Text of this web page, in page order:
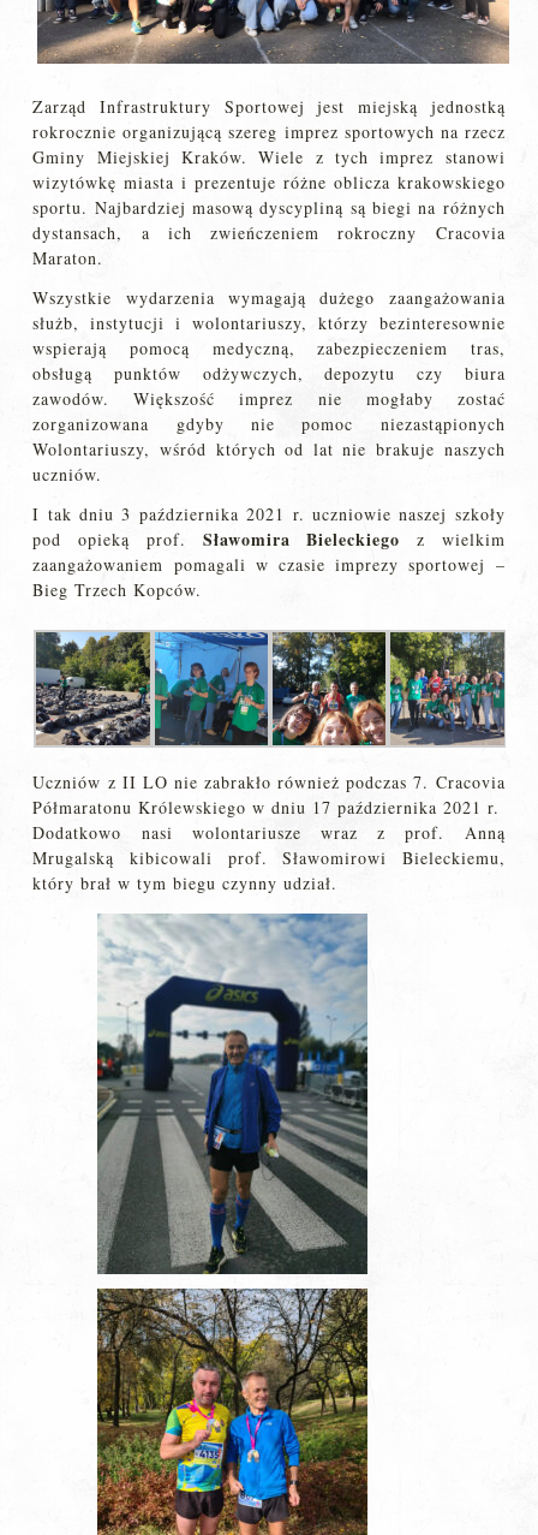
Zarząd Infrastruktury Sportowej jest miejską jednostką
rokrocznie organizującą szereg imprez sportowych na rzecz
Gminy Miejskiej Kraków. Wiele z tych imprez stanowi
wizytówkę miasta i prezentuje różne oblicza krakowskiego
sportu. Najbardziej masową dyscypliną są biegi na różnych
dystansach, a ich zwieńczeniem rokroczny Cracovia
Maraton.
Wszystkie wydarzenia wymagają dużego zaangażowania
służb, instytucji i wolontariuszy, którzy bezinteresownie
wspierają pomocą medyczną, zabezpieczeniem tras,
obsługą punktów odżywczych, depozytu czy biura
zawodów. Większość imprez nie mogłaby zostać
zorganizowana gdyby nie pomoc niezastąpionych
Wolontariuszy, wśród których od lat nie brakuje naszych
uczniów.
I tak dniu 3 października 2021 r. uczniowie naszej szkoły
pod opieką prof. Sławomira Bieleckiego z wielkim
zaangażowaniem pomagali w czasie imprezy sportowej –
Bieg Trzech Kopców.
Uczniów z II LO nie zabrakło również podczas 7. Cracovia
Półmaratonu Królewskiego w dniu 17 października 2021 r.
Dodatkowo nasi wolontariusze wraz z prof. Anną
Mrugalską kibicowali prof. Sławomirowi Bieleckiemu,
który brał w tym biegu czynny udział.